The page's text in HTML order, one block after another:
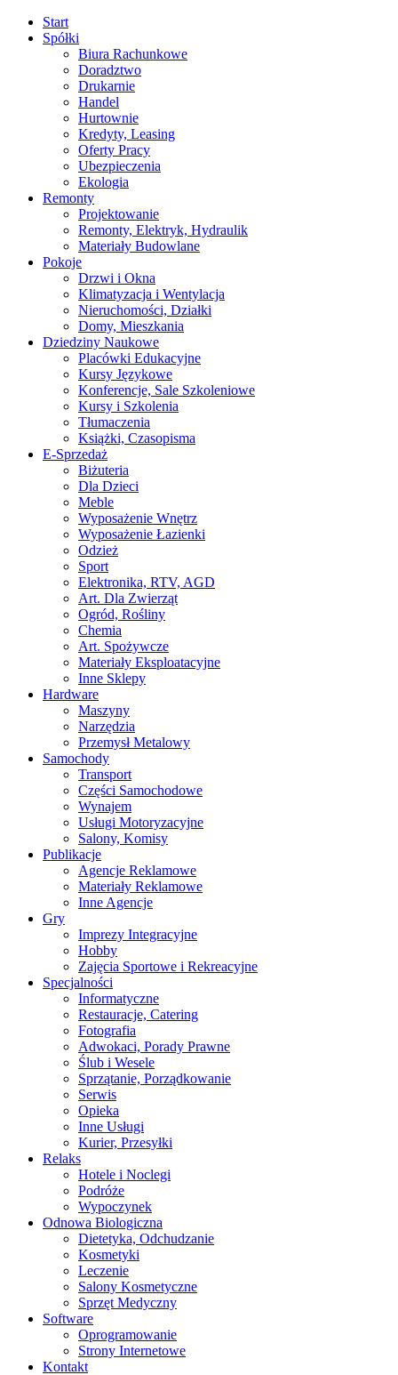
Start
Spółki
Biura Rachunkowe
Doradztwo
Drukarnie
Handel
Hurtownie
Kredyty, Leasing
Oferty Pracy
Ubezpieczenia
Ekologia
Remonty
Projektowanie
Remonty, Elektryk, Hydraulik
Materiały Budowlane
Pokoje
Drzwi i Okna
Klimatyzacja i Wentylacja
Nieruchomości, Działki
Domy, Mieszkania
Dziedziny Naukowe
Placówki Edukacyjne
Kursy Językowe
Konferencje, Sale Szkoleniowe
Kursy i Szkolenia
Tłumaczenia
Książki, Czasopisma
E-Sprzedaż
Biżuteria
Dla Dzieci
Meble
Wyposażenie Wnętrz
Wyposażenie Łazienki
Odzież
Sport
Elektronika, RTV, AGD
Art. Dla Zwierząt
Ogród, Rośliny
Chemia
Art. Spożywcze
Materiały Eksploatacyjne
Inne Sklepy
Hardware
Maszyny
Narzędzia
Przemysł Metalowy
Samochody
Transport
Części Samochodowe
Wynajem
Usługi Motoryzacyjne
Salony, Komisy
Publikacje
Agencje Reklamowe
Materiały Reklamowe
Inne Agencje
Gry
Imprezy Integracyjne
Hobby
Zajęcia Sportowe i Rekreacyjne
Specjalności
Informatyczne
Restauracje, Catering
Fotografia
Adwokaci, Porady Prawne
Ślub i Wesele
Sprzątanie, Porządkowanie
Serwis
Opieka
Inne Usługi
Kurier, Przesyłki
Relaks
Hotele i Noclegi
Podróże
Wypoczynek
Odnowa Biologiczna
Dietetyka, Odchudzanie
Kosmetyki
Leczenie
Salony Kosmetyczne
Sprzęt Medyczny
Software
Oprogramowanie
Strony Internetowe
Kontakt